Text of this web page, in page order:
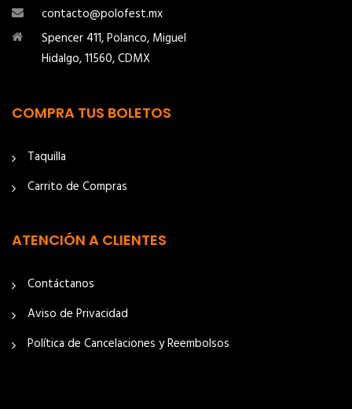
contacto@polofest.mx
Spencer 411, Polanco, Miguel
Hidalgo, 11560, CDMX
COMPRA TUS BOLETOS
Taquilla
Carrito de Compras
ATENCIÓN A CLIENTES
Contáctanos
Aviso de Privacidad
Política de Cancelaciones y Reembolsos